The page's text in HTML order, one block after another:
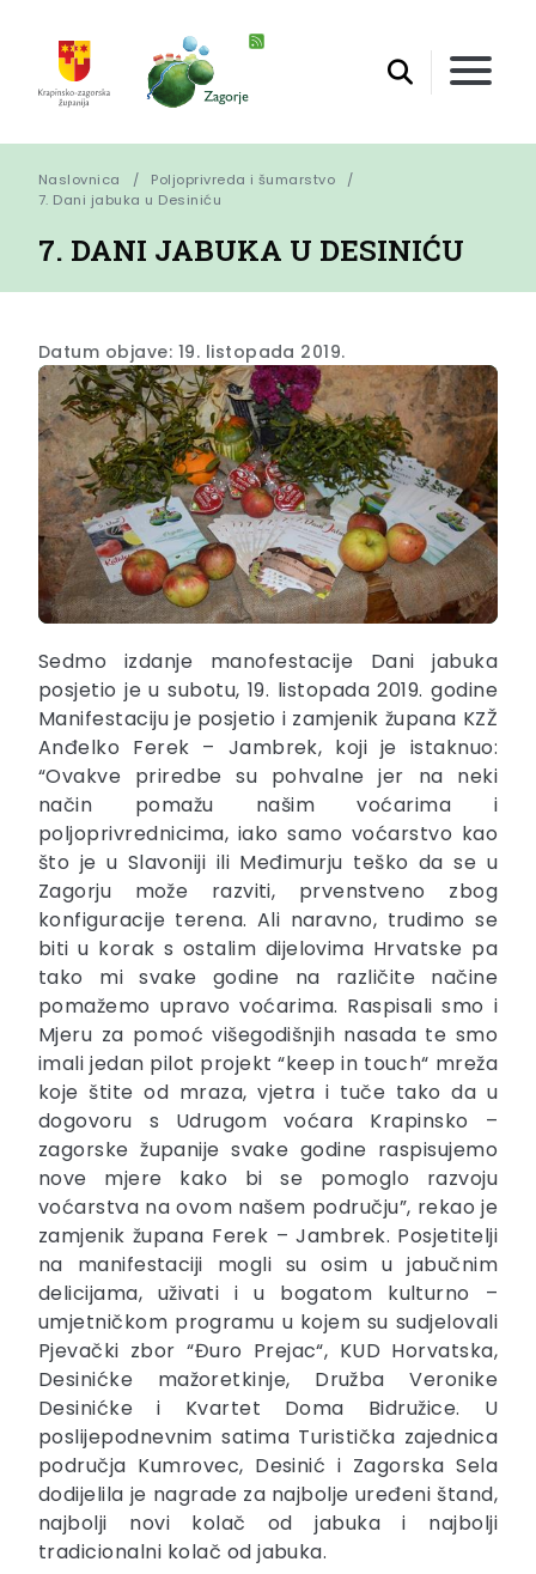
Naslovnica
Poljoprivreda i šumarstvo
7. Dani jabuka u Desiniću
7. DANI JABUKA U DESINIĆU
Datum objave: 19. listopada 2019.
Sedmo izdanje manofestacije Dani jabuka
posjetio je u subotu, 19. listopada 2019. godine
Manifestaciju je posjetio i zamjenik župana KZŽ
Anđelko Ferek – Jambrek, koji je istaknuo:
“Ovakve priredbe su pohvalne jer na neki
način pomažu našim voćarima i
poljoprivrednicima, iako samo voćarstvo kao
što je u Slavoniji ili Međimurju teško da se u
Zagorju može razviti, prvenstveno zbog
konfiguracije terena. Ali naravno, trudimo se
biti u korak s ostalim dijelovima Hrvatske pa
tako mi svake godine na različite načine
pomažemo upravo voćarima. Raspisali smo i
Mjeru za pomoć višegodišnjih nasada te smo
imali jedan pilot projekt “keep in touch“ mreža
koje štite od mraza, vjetra i tuče tako da u
dogovoru s Udrugom voćara Krapinsko –
zagorske županije svake godine raspisujemo
nove mjere kako bi se pomoglo razvoju
voćarstva na ovom našem području”, rekao je
zamjenik župana Ferek – Jambrek. Posjetitelji
na manifestaciji mogli su osim u jabučnim
delicijama, uživati i u bogatom kulturno –
umjetničkom programu u kojem su sudjelovali
Pjevački zbor “Đuro Prejac“, KUD Horvatska,
Desinićke mažoretkinje, Družba Veronike
Desinićke i Kvartet Doma Bidružice. U
poslijepodnevnim satima Turistička zajednica
područja Kumrovec, Desinić i Zagorska Sela
dodijelila je nagrade za najbolje uređeni štand,
najbolji novi kolač od jabuka i najbolji
tradicionalni kolač od jabuka.